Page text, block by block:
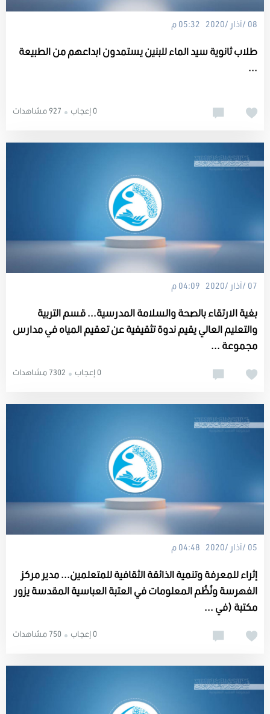
08 /آذار /2020 05:32 م
طلاب ثانوية سيد الماء للبنين يستمدون ابداعهم من الطبيعة
...
927 مشاهدات 0 إعجاب
07 /آذار /2020 04:09 م
بغية الارتقاء بالصحة والسلامة المدرسية... قسم التربية
والتعليم العالي يقيم ندوة تثقيفية عن تعقيم المياه في مدارس
مجموعة ...
7302 مشاهدات 0 إعجاب
05 /آذار /2020 04:48 م
إثراء للمعرفة وتنمية الذائقة الثقافية للمتعلمين... مدير مركز
الفهرسة ونُظُم المعلومات في العتبة العباسية المقدسة يزور
مكتبة (في ...
750 مشاهدات 0 إعجاب